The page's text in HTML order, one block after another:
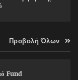
Προβολή Όλων
Fund